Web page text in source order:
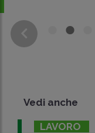
Vedi anche
LAVORO